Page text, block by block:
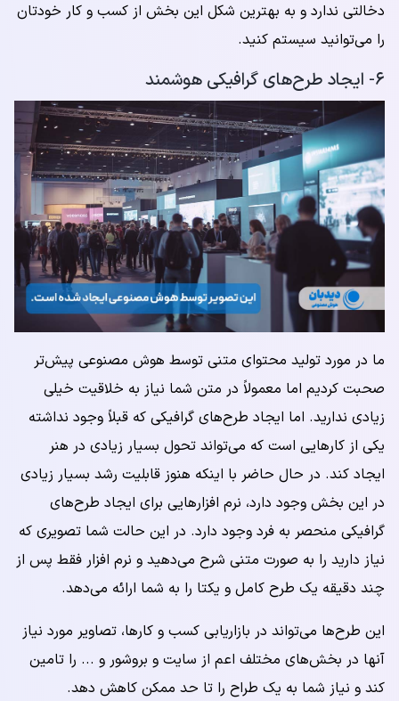
دخالتی ندارد و به بهترین شکل این بخش از کسب و کار خودتان
را می‌توانید سیستم کنید.
۶- ایجاد طرح‌های گرافیکی هوشمند
ما در مورد تولید محتوای متنی توسط هوش مصنوعی پیش‌تر
صحبت کردیم اما معمولاً در متن شما نیاز به خلاقیت خیلی
زیادی ندارید. اما ایجاد طرح‌های گرافیکی که قبلاً وجود نداشته
یکی از کارهایی است که می‌تواند تحول بسیار زیادی در هنر
ایجاد کند. در حال حاضر با اینکه هنوز قابلیت رشد بسیار زیادی
در این بخش وجود دارد، نرم افزارهایی برای ایجاد طرح‌های
گرافیکی منحصر به فرد وجود دارد. در این حالت شما تصویری که
نیاز دارید را به صورت متنی شرح می‌دهید و نرم افزار فقط پس از
چند دقیقه یک طرح کامل و یکتا را به شما ارائه می‌دهد.
این طرح‌ها می‌تواند در بازاریابی کسب و کارها، تصاویر مورد نیاز
آنها در بخش‌های مختلف اعم از سایت و بروشور و ... را تامین
کند و نیاز شما به یک طراح را تا حد ممکن کاهش دهد.